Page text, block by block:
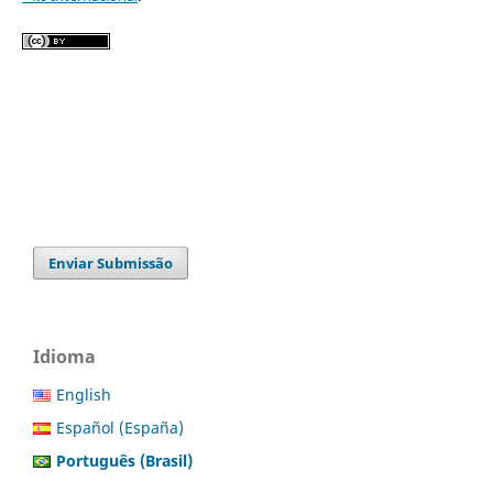
Enviar Submissão
Idioma
English
Español (España)
Português (Brasil)